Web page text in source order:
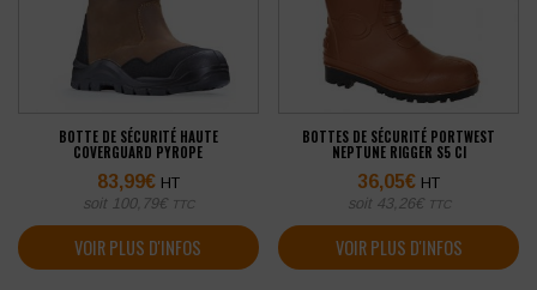
BOTTE DE SÉCURITÉ HAUTE
COVERGUARD PYROPE
83,99€ HT
soit 100,79€ TTC
VOIR PLUS D'INFOS
BOTTES DE SÉCURITÉ PORTWEST
NEPTUNE RIGGER S5 CI
36,05€ HT
soit 43,26€ TTC
VOIR PLUS D'INFOS